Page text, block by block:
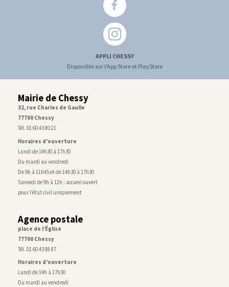
APPLI CHESSY
Disponible sur l'App Store et PlayStore
Mairie de Chessy
32, rue Charles de Gaulle
77700 Chessy
Tél. 01 60 43 80 21
Horaires d’ouverture
Lundi de 14h30 à 17h30
Du mardi au vendredi
De 9h à 11h45 et de 14h30 à 17h30
Samedi de 9h à 12h : accueil ouvert
pour l’état civil uniquement
Agence postale
place de l’Église
77700 Chessy
Tél. 01 60 43 88 87
Horaires d’ouverture
Lundi de 14h à 17h30
Du mardi au vendredi